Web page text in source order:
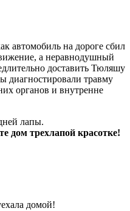
автомобиль на дороге сбил
а неравнодушный
доставить Тюляшу
диагностировали травму
органов и внутренне
лапы.
дом трехлапой красотке!
домой!